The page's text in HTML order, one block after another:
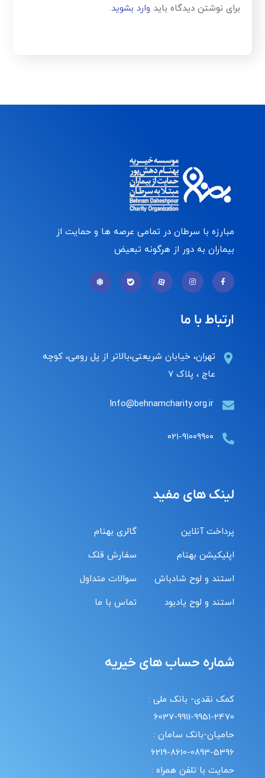
برای نوشتن دیدگاه باید وارد بشوید.
مبارزه با سرطان در تمامی عرصه ها و حمایت از
بیماران به دور از هرگونه تبعیض
ارتباط با ما
تهران، خیابان شریعتی،بالاتر از پل رومی، کوچه
عاج ، پلاک ۷
Info@behnamcharity.org.ir
۰۲۱-۹۱۰۰۹۹۰۰
لینک های مفید
پرداخت آنلاین
اپلیکیشن بهنام
استند و لوح شادباش
استند و لوح یادبود
گالری بهنام
سفارش قلک
سوالات متداول
تماس با ما
شماره حساب های خیریه
کمک نقدی- بانک ملی :
6037-9911-9951-2470
حامیان-بانک سامان :
6219-8610-0893-5396
حمایت با تلفن همراه :